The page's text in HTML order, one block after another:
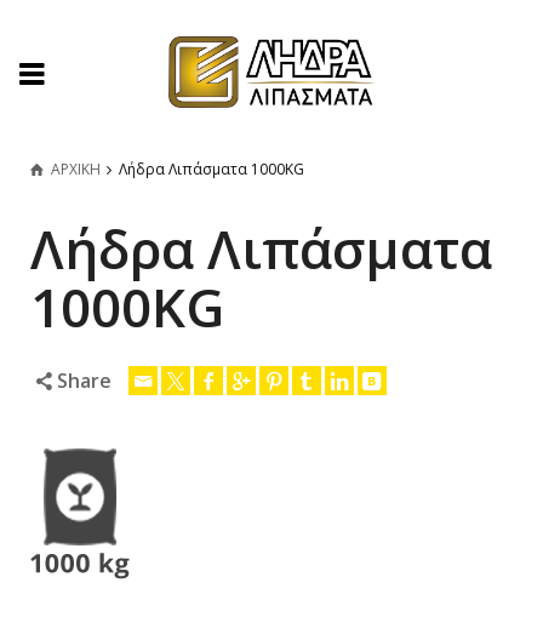
ΑΡΧΙΚΗ Λήδρα Λιπάσματα 1000KG
Λήδρα Λιπάσματα
1000KG
Share